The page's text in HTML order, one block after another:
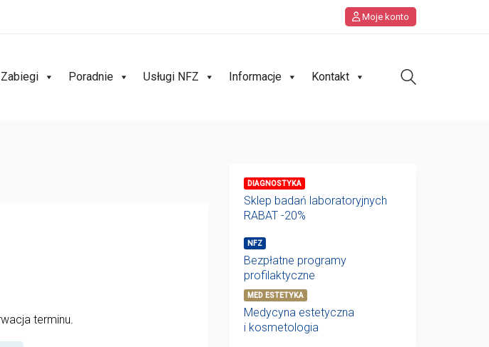
Moje konto
Zabiegi Poradnie Usługi NFZ Informacje Kontakt
terminu.
DIAGNOSTYKA
Sklep badań laboratoryjnych
RABAT -20%
NFZ
Bezpłatne programy
profilaktyczne
MED ESTETYKA
Medycyna estetyczna
i kosmetologia